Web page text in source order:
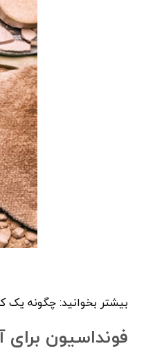
بیشتر بخوانید: چگونه یک
فونداسیون